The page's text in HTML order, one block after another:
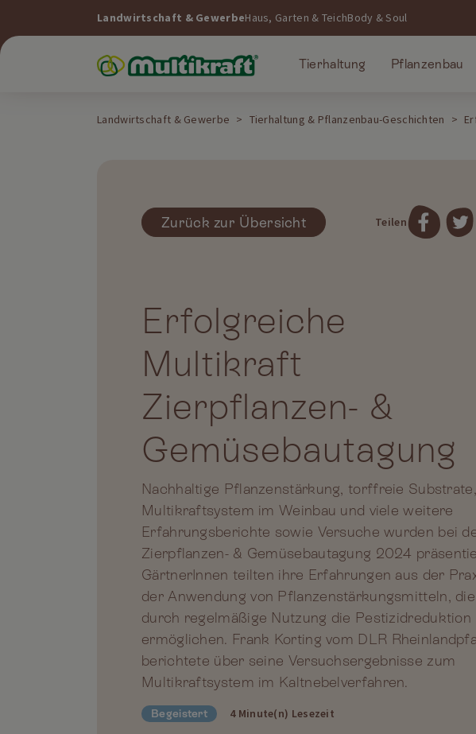
Landwirtschaft & GewerbeHaus, Garten & TeichBody & Soul
Tierhaltung Pflanzenbau
Landwirtschaft & Gewerbe Tierhaltung & Pflanzenbau-Geschichten
Zurück zur Übersicht Teilen
Erfolgreiche
Multikraft
Zierpflanzen- &
Gemüsebautagung
Nachhaltige Pflanzenstärkung, torffreie
Multikraftsystem im Weinbau und viele weitere
Erfahrungsberichte sowie Versuche wurden bei
Zierpflanzen- & Gemüsebautagung 2024
GärtnerInnen teilten ihre Erfahrungen aus der
der Anwendung von Pflanzenstärkungsmitteln, die
durch regelmäßige Nutzung die Pestizidreduktion
ermöglichen. Frank Korting vom DLR
berichtete über seine Versuchsergebnisse zum
Multikraftsystem im Kaltnebelverfahren.
Begeistert 4 Minute(n) Lesezeit